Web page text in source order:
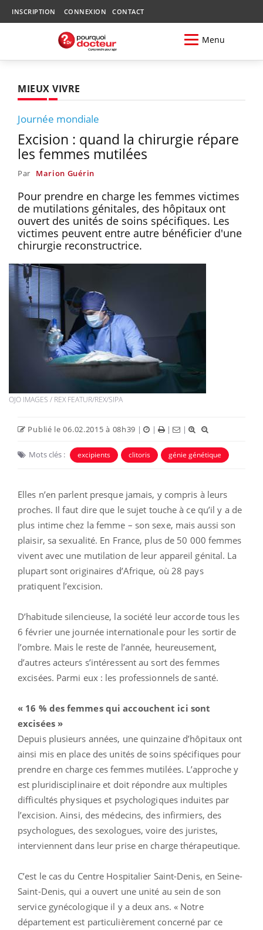
INSCRIPTION CONNEXION CONTACT
Menu
MIEUX VIVRE
Journée mondiale
Excision : quand la chirurgie répare
les femmes mutilées
Par Marion Guérin
Pour prendre en charge les femmes victimes
de mutilations génitales, des hôpitaux ont
ouvert des unités de soins spécifiques. Les
victimes peuvent entre autre bénéficier d'une
chirurgie reconstructrice.
OJO IMAGES / REX FEATUR/REX/SIPA
Publié le 06.02.2015 à 08h39 | | | |
Mots clés : excipients clitoris génie génétique
Elles n’en parlent presque jamais, y compris à leurs
proches. Il faut dire que le sujet touche à ce qu’il y a de
plus intime chez la femme – son sexe, mais aussi son
plaisir, sa sexualité. En France, plus de 50 000 femmes
vivent avec une mutilation de leur appareil génital. La
plupart sont originaires d’Afrique, où 28 pays
pratiquent l’excision.
D’habitude silencieuse, la société leur accorde tous les
6 février une journée internationale pour les sortir de
l’ombre. Mais le reste de l’année, heureusement,
d’autres acteurs s’intéressent au sort des femmes
excisées. Parmi eux : les professionnels de santé.
« 16 % des femmes qui accouchent ici sont
excisées »
Depuis plusieurs années, une quinzaine d’hôpitaux ont
ainsi mis en place des unités de soins spécifiques pour
prendre en charge ces femmes mutilées. L’approche y
est pluridisciplinaire et doit répondre aux multiples
difficultés physiques et psychologiques induites par
l’excision. Ainsi, des médecins, des infirmiers, des
psychologues, des sexologues, voire des juristes,
interviennent dans leur prise en charge thérapeutique.
C’est le cas du Centre Hospitalier Saint-Denis, en Seine-
Saint-Denis, qui a ouvert une unité au sein de son
service gynécologique il y a deux ans. « Notre
département est particulièrement concerné par ce